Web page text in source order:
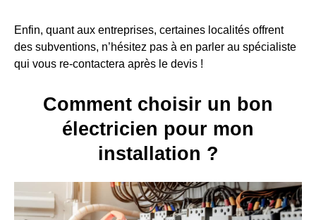
Enfin, quant aux entreprises, certaines localités offrent
des subventions, n’hésitez pas à en parler au spécialiste
qui vous re-contactera après le devis !
Comment choisir un bon
électricien pour mon
installation ?